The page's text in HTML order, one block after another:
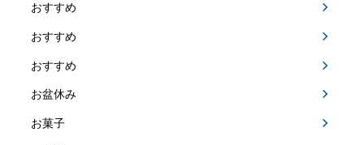
おすすめ
おすすめ
おすすめ
お盆休み
お菓子